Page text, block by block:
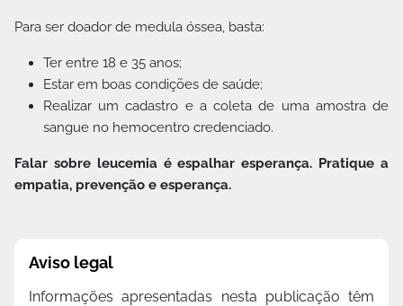
Para ser doador de medula óssea, basta:
Ter entre 18 e 35 anos;
Estar em boas condições de saúde;
Realizar um cadastro e a coleta de uma amostra de
sangue no hemocentro credenciado.
Falar sobre leucemia é espalhar esperança. Pratique a
empatia, prevenção e esperança.
Aviso legal
Disclaimer
Informações apresentadas nesta publicação têm